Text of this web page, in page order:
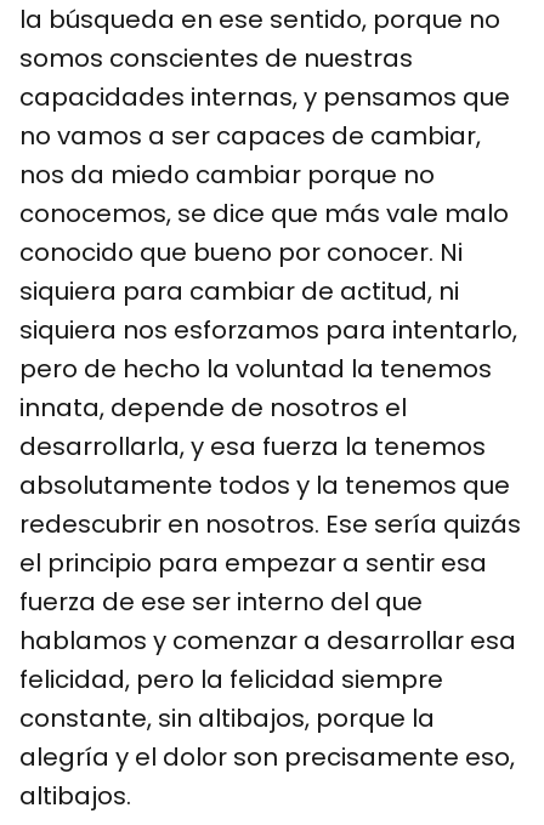
la búsqueda en ese sentido, porque no
somos conscientes de nuestras
capacidades internas, y pensamos que
no vamos a ser capaces de cambiar,
nos da miedo cambiar porque no
conocemos, se dice que más vale malo
conocido que bueno por conocer. Ni
siquiera para cambiar de actitud, ni
siquiera nos esforzamos para intentarlo,
pero de hecho la voluntad la tenemos
innata, depende de nosotros el
desarrollarla, y esa fuerza la tenemos
absolutamente todos y la tenemos que
redescubrir en nosotros. Ese sería quizás
el principio para empezar a sentir esa
fuerza de ese ser interno del que
hablamos y comenzar a desarrollar esa
felicidad, pero la felicidad siempre
constante, sin altibajos, porque la
alegría y el dolor son precisamente eso,
altibajos.